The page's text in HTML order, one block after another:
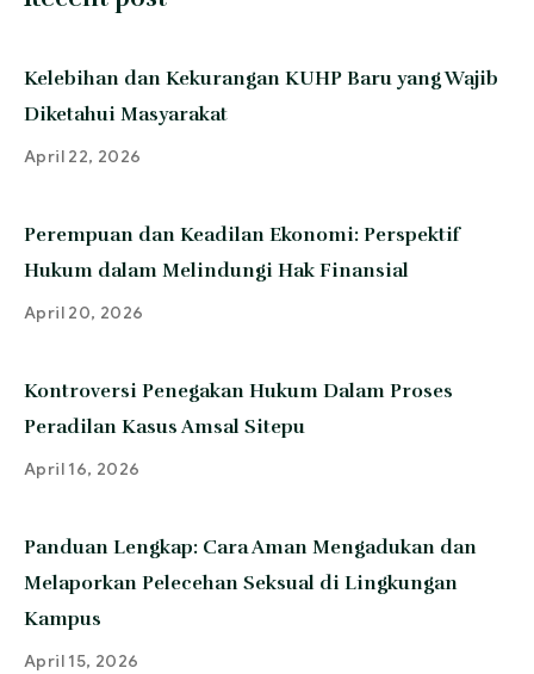
Kelebihan dan Kekurangan KUHP Baru yang Wajib
Diketahui Masyarakat
April 22, 2026
Perempuan dan Keadilan Ekonomi: Perspektif
Hukum dalam Melindungi Hak Finansial
April 20, 2026
Kontroversi Penegakan Hukum Dalam Proses
Peradilan Kasus Amsal Sitepu
April 16, 2026
Panduan Lengkap: Cara Aman Mengadukan dan
Melaporkan Pelecehan Seksual di Lingkungan
Kampus
April 15, 2026